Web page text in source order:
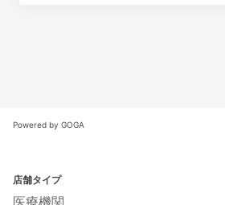
Powered by GOGA
店舗タイプ
医療機関